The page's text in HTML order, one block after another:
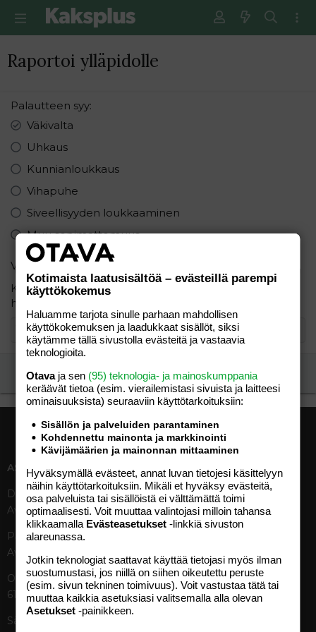
Raportoi ylläpidolle
Palautteen syy
Väkivalta
Uhkaus
Kunnianloukkaus
Vihapuhe
Siveellisyyden loukkaaminen
Muu sopimattomuus
Varmistus
Kuinka monta sanaa on lauseessa: "Vesihiisi sihisi
hississä"
Ilmoita asiaton viesti
ASIAKASPALVELU
Digipalvelut (09) 156 6227
Avoinna ma–pe 8–19
Painettu lehti (09) 156 665
Avoinna ma–pe 8–19
Otavamedian vaihde (09) 156
61
Sähköposti (digi)
MEDIATIEDOT
Tekniset tiedot, aikataulut ja
ilmoitushinnat
Tietoa verkon kävijöistä
Avoimuusraportti
Käyttöehdot
TUOTTEET
Kotimaista laatusisältöä – evästeillä parempi
käyttökokemus
Haluamme tarjota sinulle parhaan mahdollisen
käyttökokemuksen ja laadukkaat sisällöt, siksi
käytämme tällä sivustolla evästeitä ja vastaavia
teknologioita.
Otavaja sen (95) teknologia- ja mainoskumppania
keräävät tietoa (esim. vierailemis­tasi sivuista ja laitteesi
ominaisuuk­sista) seuraaviin käyttötarkoituksiin:
Sisällön ja palveluiden parantaminen
Kohdennettu mainonta ja markkinointi
Kävijämäärien ja mainonnan mittaaminen
Hyväksymällä evästeet, annat luvan tietojesi käsittelyyn
näihin käyttötarkoituksiin. Mikäli et hyväksy evästeitä,
osa palveluista tai sisällöistä ei välttämättä toimi
optimaalisesti. Voit muuttaa valintojasi milloin tahansa
klikkaamalla Evästeasetukset -linkkiä sivuston
alareunassa.
Jotkin teknologiat saattavat käyttää tietojasi myös ilman
suostumustasi, jos niillä on siihen oikeutettu peruste
(esim. sivun tekninen toimivuus). Voit vastustaa tätä tai
muuttaa kaikkia asetuksiasi valitsemalla alla olevan
Asetukset -painikkeen.